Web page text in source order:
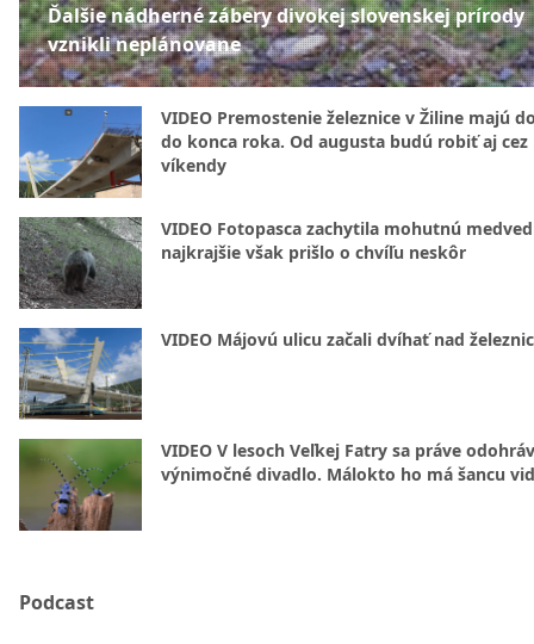
Ďalšie nádherné zábery divokej slovenskej prírody
vznikli neplánovane
VIDEO Premostenie železnice v Žiline majú
do konca roka. Od augusta budú robiť aj cez
víkendy
VIDEO Fotopasca zachytila mohutnú
najkrajšie však prišlo o chvíľu neskôr
VIDEO Májovú ulicu začali dvíhať nad
VIDEO V lesoch Veľkej Fatry sa práve
výnimočné divadlo. Málokto ho má šancu
Podcast